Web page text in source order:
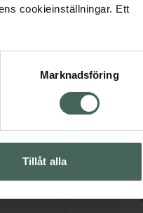
cookieinställningar. Ett
Marknadsföring
Tillåt alla
Thick
st
5 av 5 i
Snögg
Produkt